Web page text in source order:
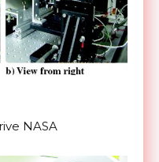
NASA